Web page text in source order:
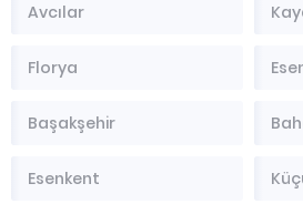
Avcılar
Florya
Başakşehir
Esenkent